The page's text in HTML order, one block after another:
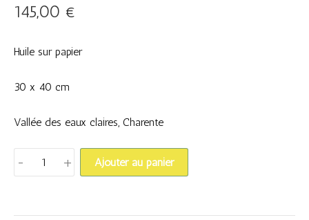
145,00 €
Huile sur papier
30 x 40 cm
Vallée des eaux claires, Charente
quantité
de
des
- + Ajouter au panier